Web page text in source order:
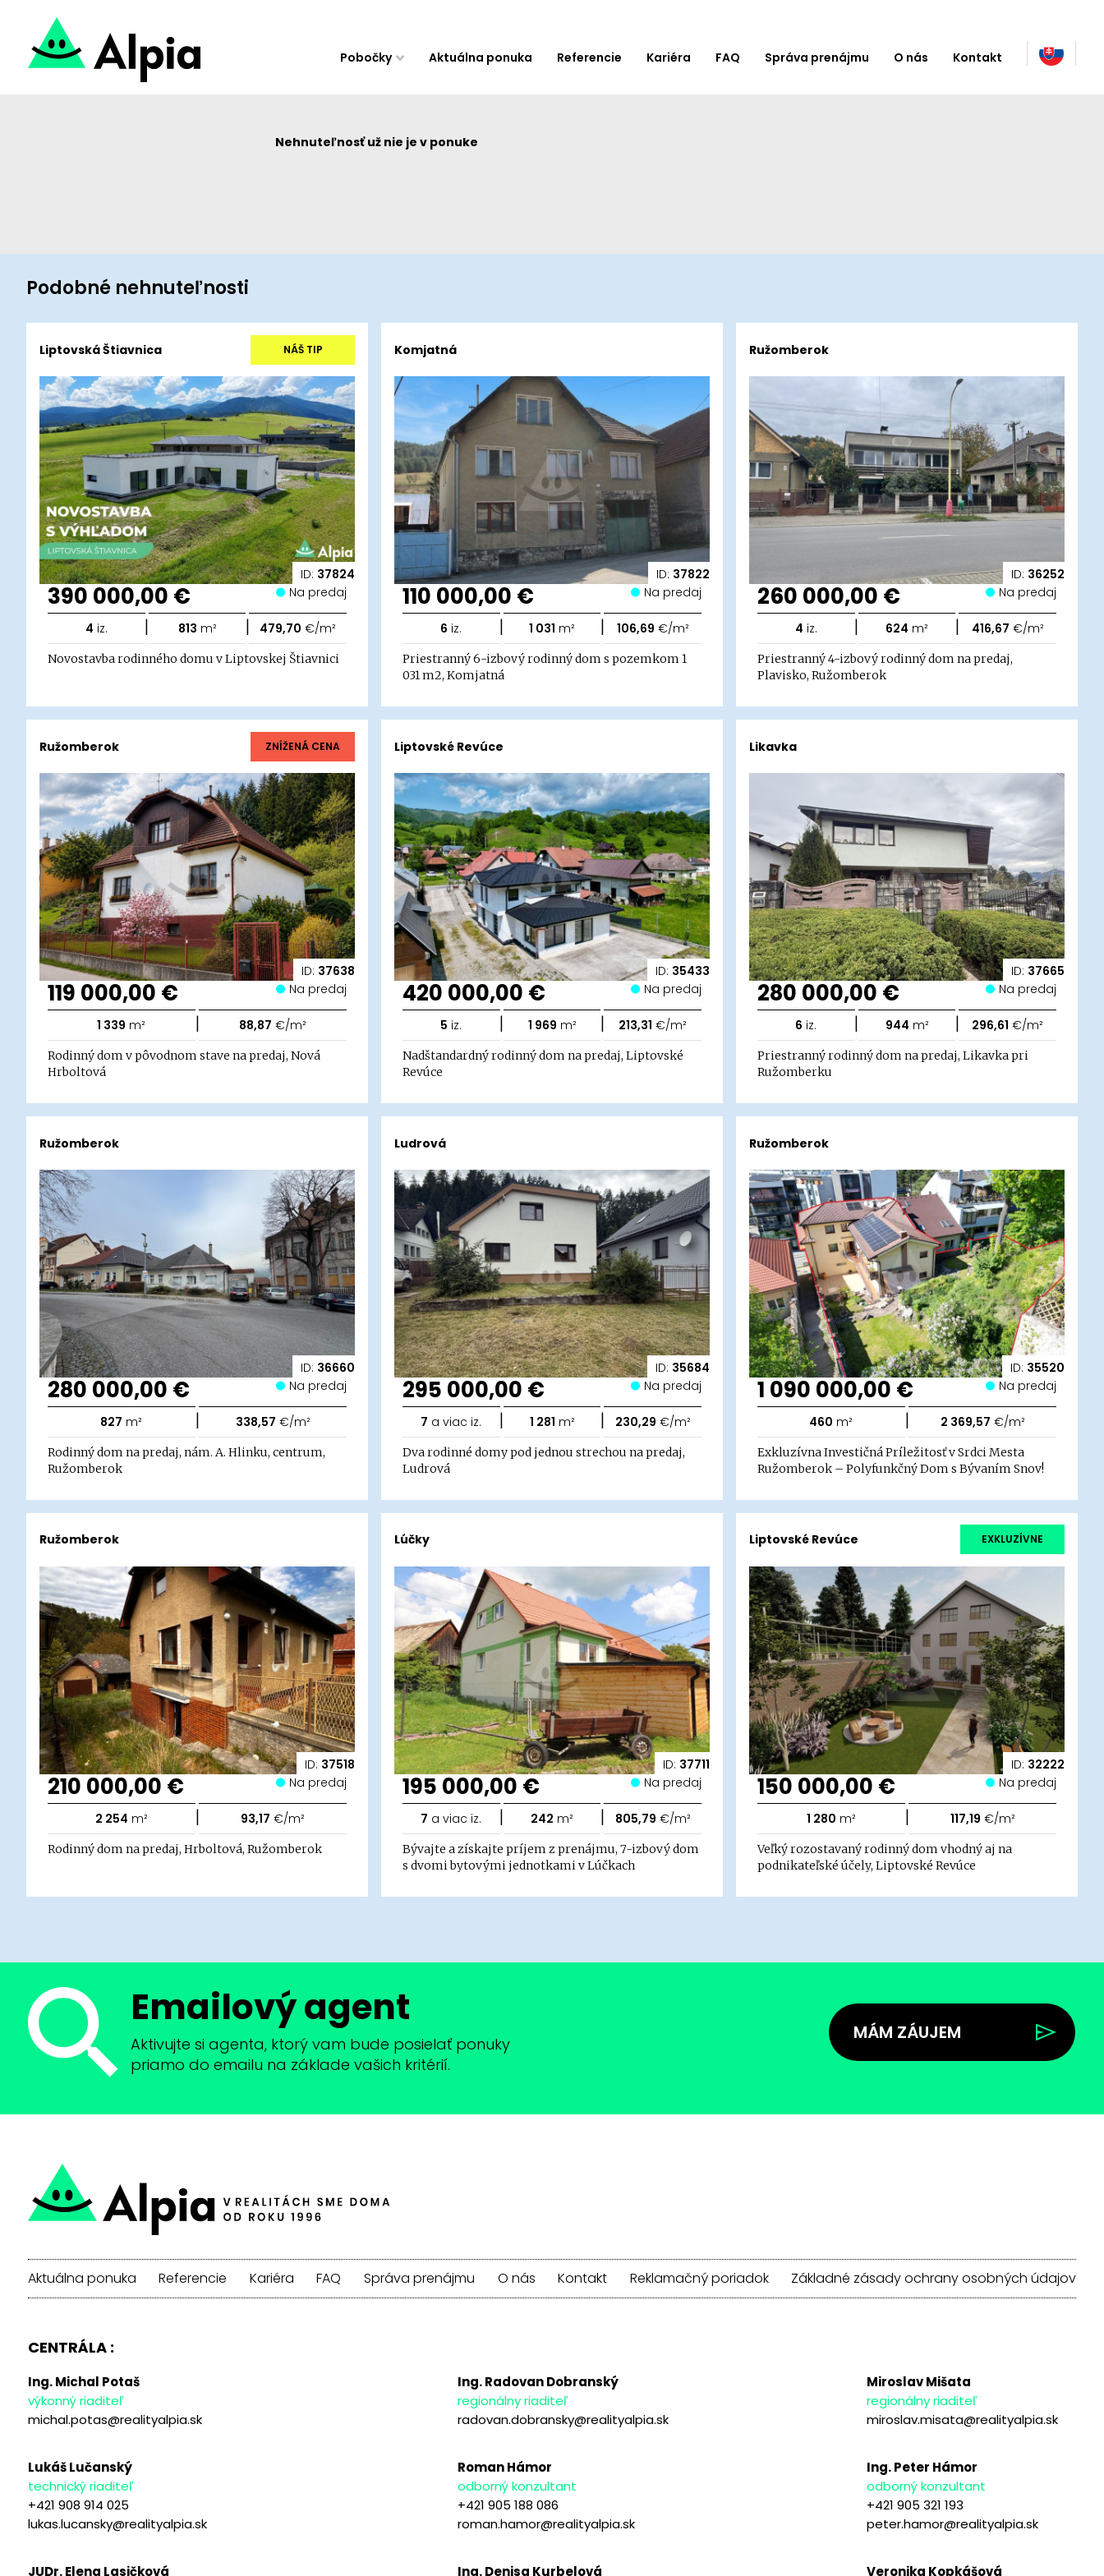
Pobočky Aktuálna ponuka Referencie Kariéra FAQ Správa prenájmu O nás Kontakt
Nehnuteľnosť už nie je v ponuke
Podobné nehnuteľnosti
ID: 37824
Liptovská Štiavnica NÁŠ TIP
390 000,00 € Na predaj
4 iz. | 813 m² | 479,70 €/m²
Novostavba rodinného domu v Liptovskej Štiavnici
ID: 37822
Komjatná
110 000,00 € Na predaj
6 iz. | 1 031 m² | 106,69 €/m²
Priestranný 6-izbový rodinný dom s pozemkom 1
031 m2, Komjatná
ID: 36252
Ružomberok
260 000,00 € Na predaj
4 iz. | 624 m² | 416,67 €/m²
Priestranný 4-izbový rodinný dom na predaj,
Plavisko, Ružomberok
ID: 37638
Ružomberok ZNÍŽENÁ CENA
119 000,00 € Na predaj
1 339 m² | 88,87 €/m²
Rodinný dom v pôvodnom stave na predaj, Nová
Hrboltová
ID: 35433
Liptovské Revúce
420 000,00 € Na predaj
5 iz. | 1 969 m² | 213,31 €/m²
Nadštandardný rodinný dom na predaj, Liptovské
Revúce
ID: 37665
Likavka
280 000,00 € Na predaj
6 iz. | 944 m² | 296,61 €/m²
Priestranný rodinný dom na predaj, Likavka pri
Ružomberku
ID: 36660
Ružomberok
280 000,00 € Na predaj
827 m² | 338,57 €/m²
Rodinný dom na predaj, nám. A. Hlinku, centrum,
Ružomberok
ID: 35684
Ludrová
295 000,00 € Na predaj
7 a viac iz. | 1 281 m² | 230,29 €/m²
Dva rodinné domy pod jednou strechou na predaj,
Ludrová
ID: 35520
Ružomberok
1 090 000,00 € Na predaj
460 m² | 2 369,57 €/m²
Exkluzívna Investičná Príležitosť v Srdci Mesta
Ružomberok – Polyfunkčný Dom s Bývaním Snov!
ID: 37518
Ružomberok
210 000,00 € Na predaj
2 254 m² | 93,17 €/m²
Rodinný dom na predaj, Hrboltová, Ružomberok
ID: 37711
Lúčky
195 000,00 € Na predaj
7 a viac iz. | 242 m² | 805,79 €/m²
Bývajte a získajte príjem z prenájmu, 7-izbový dom
s dvomi bytovými jednotkami v Lúčkach
ID: 32222
Liptovské Revúce EXKLUZÍVNE
150 000,00 € Na predaj
1 280 m² | 117,19 €/m²
Veľký rozostavaný rodinný dom vhodný aj na
podnikateľské účely, Liptovské Revúce
Emailový agent
Aktivujte si agenta, ktorý vam bude posielať ponuky
priamo do emailu na základe vašich kritérií.
MÁM ZÁUJEM
Aktuálna ponuka Referencie Kariéra FAQ Správa prenájmu O nás Kontakt Reklamačný poriadok Základné zásady ochrany osobných údajov
CENTRÁLA :
Ing. Michal Potaš
výkonný riaditeľ
michal.potas@realityalpia.sk
Ing. Radovan Dobranský
regionálny riaditeľ
radovan.dobransky@realityalpia.sk
Miroslav Mišata
regionálny riaditeľ
miroslav.misata@realityalpia.sk
Lukáš Lučanský
technický riaditeľ
+421 908 914 025
lukas.lucansky@realityalpia.sk
Roman Hámor
odborný konzultant
+421 905 188 086
roman.hamor@realityalpia.sk
Ing. Peter Hámor
odborný konzultant
+421 905 321 193
peter.hamor@realityalpia.sk
JUDr. Elena Lasičková Ing. Denisa Kurbelová Veronika Kopkášová